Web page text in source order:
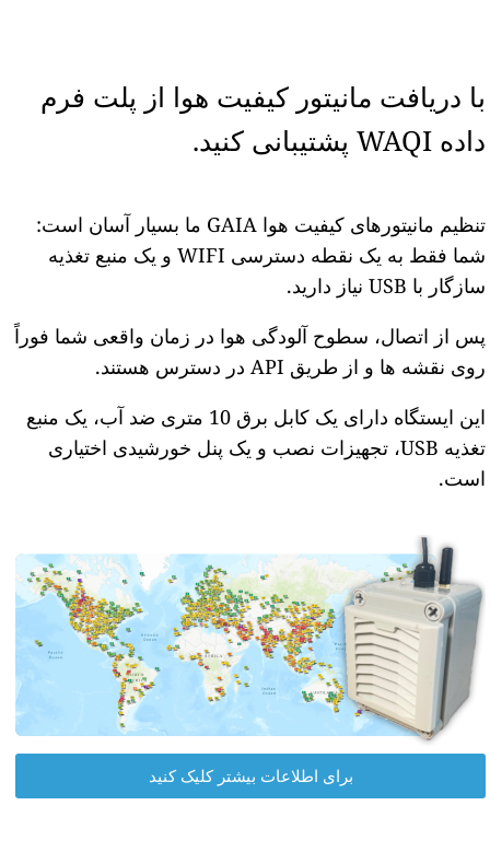
با دریافت مانیتور کیفیت هوا از پلت فرم
داده WAQI پشتیبانی کنید.
تنظیم مانیتورهای کیفیت هوا GAIA ما بسیار آسان است:
شما فقط به یک نقطه دسترسی WIFI و یک منبع تغذیه
سازگار با USB نیاز دارید.
پس از اتصال، سطوح آلودگی هوا در زمان واقعی شما فوراً
روی نقشه ها و از طریق API در دسترس هستند.
این ایستگاه دارای یک کابل برق 10 متری ضد آب، یک منبع
تغذیه USB، تجهیزات نصب و یک پنل خورشیدی اختیاری
است.
برای اطلاعات بیشتر کلیک کنید